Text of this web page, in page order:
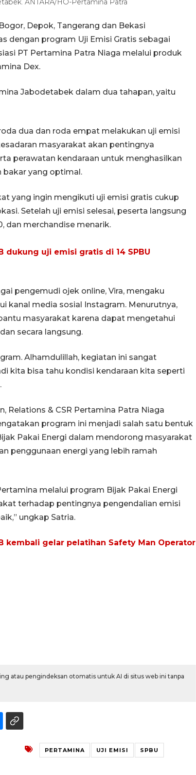
ANTARA/HO-Pertamina Patra
Depok, Tangerang dan Bekasi
dengan program Uji Emisi Gratis sebagai
PT Pertamina Patra Niaga melalui produk
Dex.
Jabodetabek dalam dua tahapan, yaitu
dua dan roda empat melakukan uji emisi
masyarakat akan pentingnya
perawatan kendaraan untuk menghasilkan
bakar yang optimal.
yang ingin mengikuti uji emisi gratis cukup
Setelah uji emisi selesai, peserta langsung
dan merchandise menarik.
dukung uji emisi gratis di 14 SPBU
pengemudi ojek online, Vira, mengaku
kanal media sosial Instagram. Menurutnya,
masyarakat karena dapat mengetahui
secara langsung.
Alhamdulillah, kegiatan ini sangat
kita bisa tahu kondisi kendaraan kita seperti
Relations & CSR Pertamina Patra Niaga
program ini menjadi salah satu bentuk
Pakai Energi dalam mendorong masyarakat
penggunaan energi yang lebih ramah
melalui program Bijak Pakai Energi
terhadap pentingnya pengendalian emisi
ungkap Satria.
kembali gelar pelatihan Safety Man Operator
atau pengindeksan otomatis untuk AI di situs web ini tanpa
PERTAMINA UJI EMISI SPBU